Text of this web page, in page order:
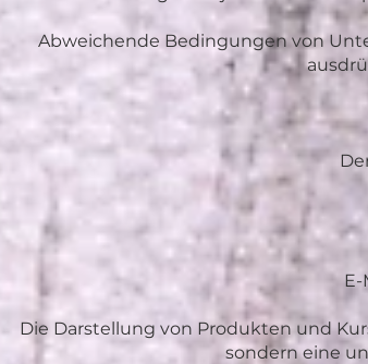
Abweichende Bedingungen von
Die Darstellung von Produkten und
sondern eine